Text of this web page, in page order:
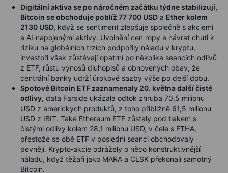
Digitální aktiva se po náročném začátku týdne stabilizují,
Bitcoin se obchoduje poblíž 77 700 USD a Ether kolem
2130 USD, když se sentiment zlepšuje společně s akciemi
a AI‑napojenými aktivy. Uvolnění cen ropy a návrat chuti k
riziku na globálních trzích podpořily náladu v kryptu,
investoři však zůstávají opatrní po několika seancích odlivů
z ETF, růstu výnosů dluhopisů a obnovených obav, že
centrální banky udrží úrokové sazby výše po delší dobu.
Spotové Bitcoin ETF zaznamenaly 20. května další čisté
odlivy, data Farside ukázala odtok zhruba 70,5 milionu
USD z amerických produktů, z toho přibližně 61,5 milionu
USD z IBIT. Také Ethereum ETF zůstaly pod tlakem s
čistými odlivy kolem 28,1 milionu USD, v čele s ETHA,
přestože se obě ETF v poslední seanci obchodovaly
pevněji. Krypto‑akcie odrážely o něco konstruktivnější
náladu, když těžaři jako MARA a CLSK překonali samotný
Bitcoin.